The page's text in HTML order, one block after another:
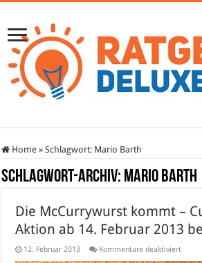
Home » Schlagwort: Mario Barth
Schlagwort-Archiv: Mario Barth
Die McCurrywurst kommt –
Aktion ab 14. Februar 2013
12. Februar 2013 Kommentare deaktiviertfür